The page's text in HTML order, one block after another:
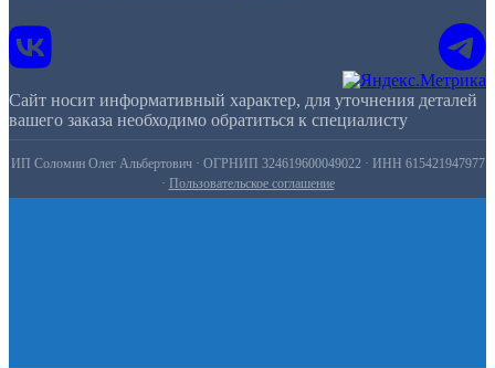
Сайт носит информативный характер, для уточнения деталей
вашего заказа необходимо обратиться к специалисту
ИП Соломин Олег Альбертович · ОГРНИП 324619600049022 · ИНН 615421947977
· Пользовательское соглашение